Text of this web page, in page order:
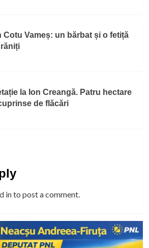
Vameș: un bărbat și o fetiță
la Ion Creangă. Patru hectare
de flăcări
into post a comment.